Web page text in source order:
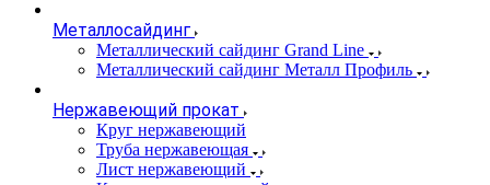
Металлосайдинг
Металлический сайдинг Grand Line
Металлический сайдинг Металл Профиль
Нержавеющий прокат
Круг нержавеющий
Труба нержавеющая
Лист нержавеющий